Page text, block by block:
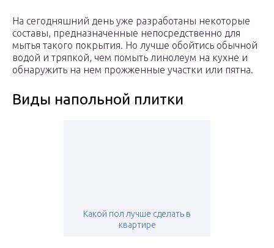
На сегодняшний день уже разработаны некоторые
составы, предназначенные непосредственно для
мытья такого покрытия. Но лучше обойтись обычной
водой и тряпкой, чем помыть линолеум на кухне и
обнаружить на нем прожженные участки или пятна.
Виды напольной плитки
Какой пол лучше сделать в
квартире